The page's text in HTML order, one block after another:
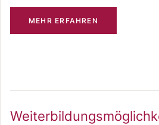
MEHR ERFAHREN